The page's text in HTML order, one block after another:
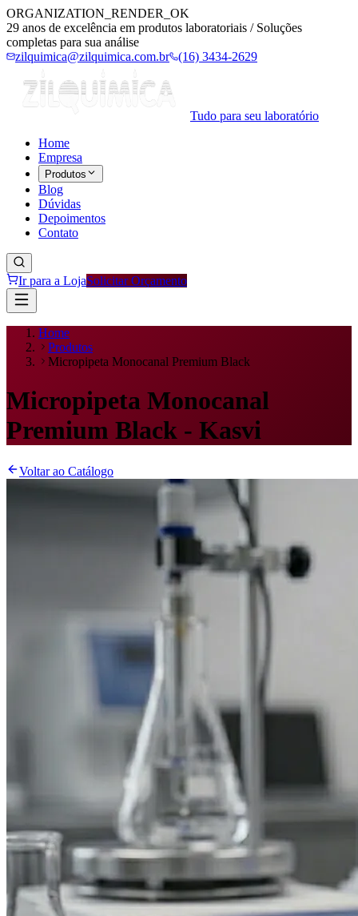
ORGANIZATION_RENDER_OK
29 anos de excelência em produtos laboratoriais / Soluções
completas para sua análise
zilquimica@zilquimica.com.br
(16) 3434-2629
Tudo para seu laboratório
Home
Empresa
Produtos
Blog
Dúvidas
Depoimentos
Contato
Ir para a LojaSolicitar Orçamento
Home
Produtos
Micropipeta Monocanal Premium Black
Micropipeta Monocanal
Premium Black - Kasvi
Voltar ao Catálogo